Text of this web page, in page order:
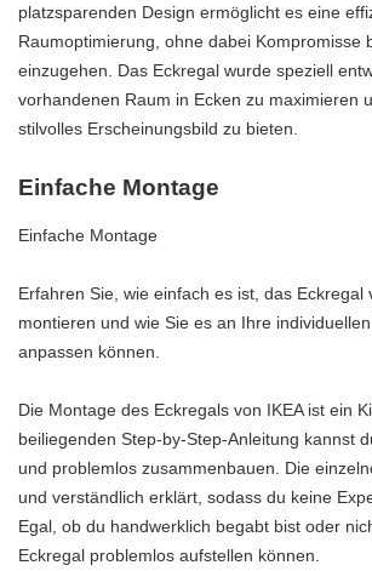
platzsparenden Design ermöglicht es eine
Raumoptimierung, ohne dabei Kompromisse
einzugehen. Das Eckregal wurde speziell
vorhandenen Raum in Ecken zu maximieren
stilvolles Erscheinungsbild zu bieten.
Einfache Montage
Einfache Montage
Erfahren Sie, wie einfach es ist, das Eckregal
montieren und wie Sie es an Ihre
anpassen können.
Die Montage des Eckregals von IKEA ist ein
beiliegenden Step-by-Step-Anleitung kannst
und problemlos zusammenbauen. Die
und verständlich erklärt, sodass du keine
Egal, ob du handwerklich begabt bist oder
Eckregal problemlos aufstellen können.